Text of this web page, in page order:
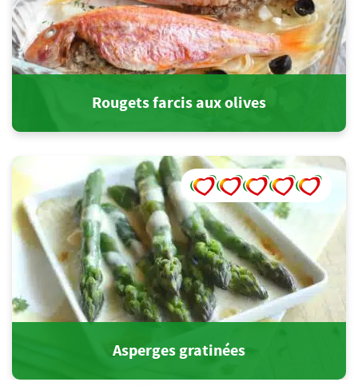
Rougets farcis aux olives
Asperges gratinées